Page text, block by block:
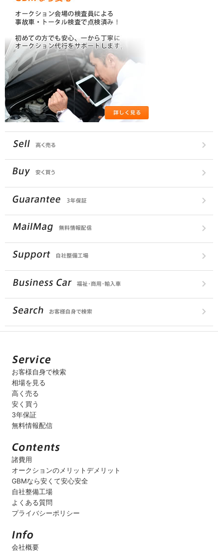
お客様自身で検索
相場を見る
高く売る
安く買う
3年保証
無料情報配信
諸費用
オークションのメリットデメリット
GBMなら安くて安心安全
自社整備工場
よくある質問
プライバシーポリシー
会社概要